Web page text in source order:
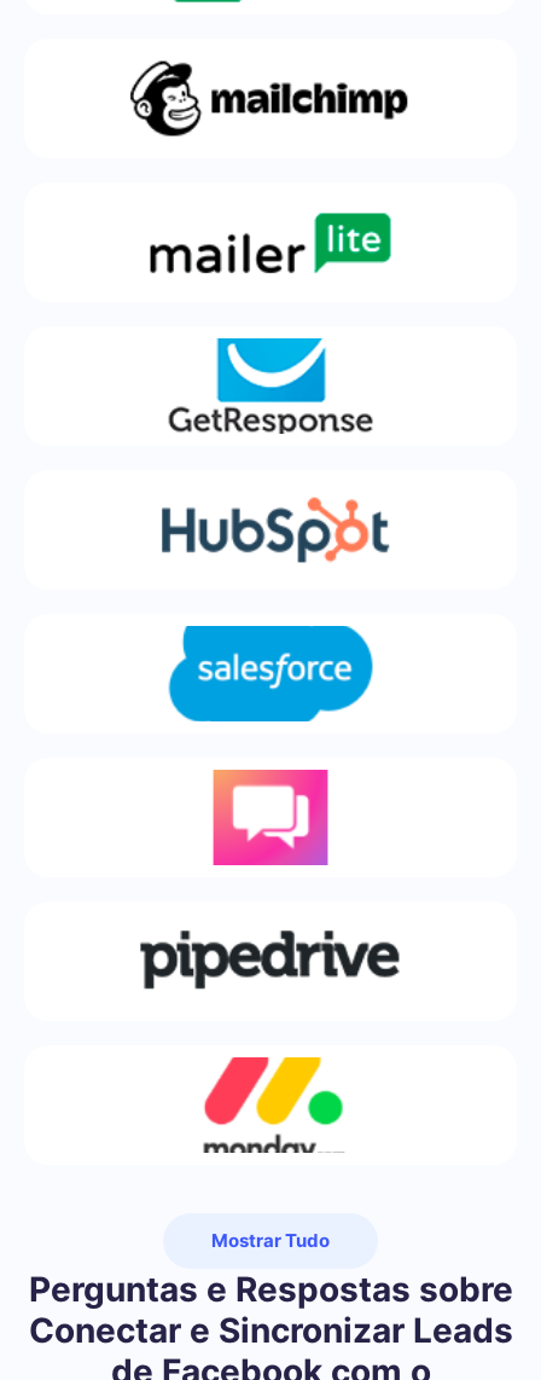
Mostrar Tudo
Perguntas e Respostas sobre
Conectar e Sincronizar Leads
de Facebook com o